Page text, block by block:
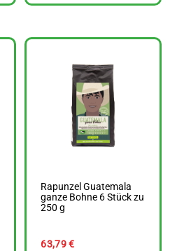
Rapunzel Guatemala
ganze Bohne 6 Stück zu
250 g
63,79€